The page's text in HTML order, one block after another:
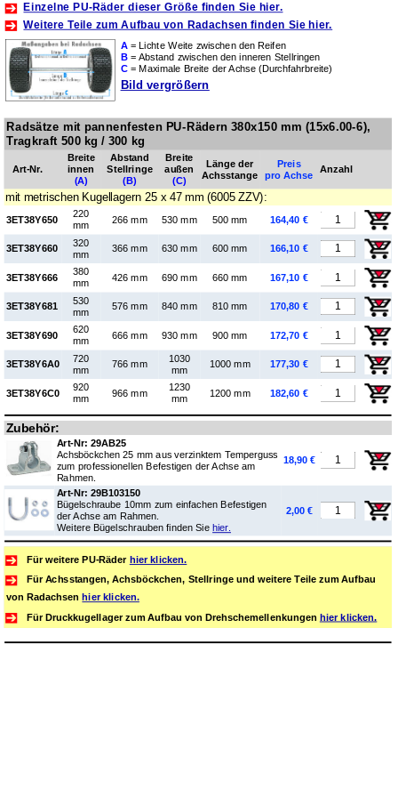
Einzelne PU-Räder dieser Größe finden Sie hier.
Weitere Teile zum Aufbau von Radachsen finden Sie hier.
A= Lichte Weite zwischen den Reifen
B= Abstand zwischen den inneren Stellringen
C= Maximale Breite der Achse (Durchfahrbreite)
Bild vergrößern
Radsätze mit pannenfesten PU-Rädern 380x150 mm (15x6.00‑6),
Tragkraft 500 kg / 300 kg
Art-Nr.
Breite
innen
(A)
Abstand
Stellringe
(B)
Breite
außen
(C)
Länge der
Achsstange
Preis
pro Achse
Anzahl
mit metrischen Kugellagern 25 x 47 mm (6005 ZZV):
3ET38Y650
220
mm
266 mm 530 mm 500 mm 164,40 €
3ET38Y660
320
mm
366 mm 630 mm 600 mm 166,10 €
3ET38Y666
380
mm
426 mm 690 mm 660 mm 167,10 €
3ET38Y681
530
mm
576 mm 840 mm 810 mm 170,80 €
3ET38Y690
620
mm
666 mm 930 mm 900 mm 172,70 €
3ET38Y6A0
720
mm
766 mm
1030
mm
1000 mm 177,30 €
3ET38Y6C0
920
mm
966 mm
1230
mm
1200 mm 182,60 €
Zubehör:
Art-Nr: 29AB25
Achsböckchen 25 mm aus verzinktem Temperguss
zum professionellen Befestigen der Achse am
Rahmen.
18,90 €
Art-Nr: 29B103150
Bügelschraube 10mm zum einfachen Befestigen
der Achse am Rahmen.
Weitere Bügelschrauben finden Siehier.
2,00 €
Für weitere PU-Räder hier klicken.
Für Achsstangen, Achsböckchen, Stellringe und weitere Teile zum Aufbau
von Radachsenhier klicken.
Für Druckkugellager zum Aufbau von Drehschemellenkungen hier klicken.